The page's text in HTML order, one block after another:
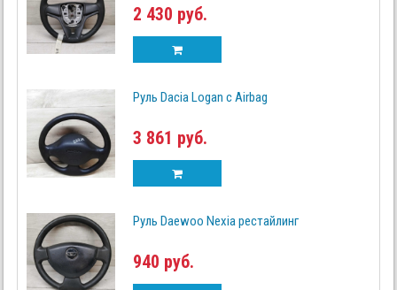
2 430 руб.
Руль Dacia Logan с Airbag
3 861 руб.
Руль Daewoo Nexia рестайлинг
940 руб.